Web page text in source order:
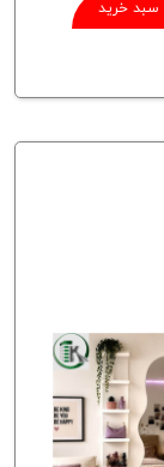
سبد خرید